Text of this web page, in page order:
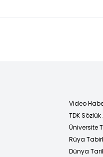
Video
TDK
Üniversite
Rüya
Dünya